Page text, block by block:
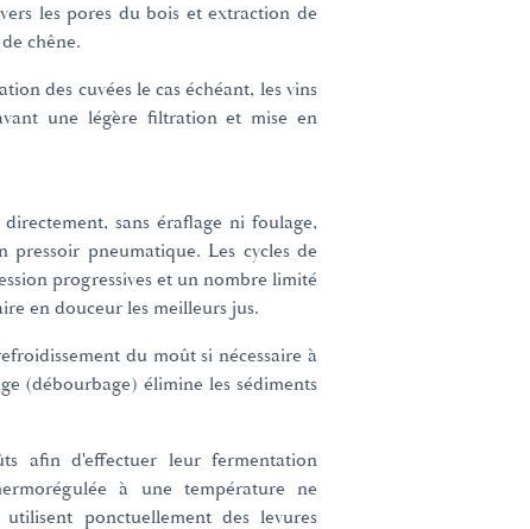
les pores du bois et extraction de
chêne.
des cuvées le cas échéant, les vins
une légère filtration et mise en
sans éraflage ni foulage,
pneumatique. Les cycles de
progressives et un nombre limité
en douceur les meilleurs jus.
du moût si nécessaire à
(débourbage) élimine les sédiments
afin d'effectuer leur fermentation
à une température ne
ponctuellement des levures